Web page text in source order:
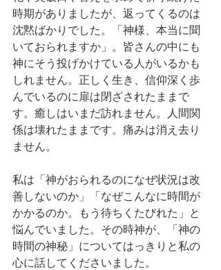
時期がありましたが、返ってくるのは
沈黙ばかりでした。「神様、本当に聞
いておられますか」。皆さんの中にも
神にそう投げかけている人がいるかも
しれません。正しく生き、信仰深く歩
んでいるのに扉は閉ざされたままで
す。癒しはいまだ訪れません。人間関
係は壊れたままです。痛みは消え去り
ません。
私は「神がおられるのになぜ状況は改
善しないのか」「なぜこんなに時間が
かかるのか。もう待ちくたびれた」と
悩んでいました。その時神が、「神の
時間の神秘」についてはっきりと私の
心に話してくださいました。